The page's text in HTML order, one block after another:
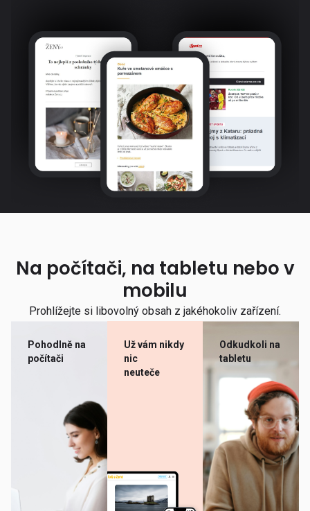
Na počítači, na tabletu nebo v
mobilu
Prohlížejte si libovolný obsah z jakéhokoliv zařízení.
Pohodlně na
počítači
Už vám nikdy
nic
neuteče
Odkudkoli na
tabletu